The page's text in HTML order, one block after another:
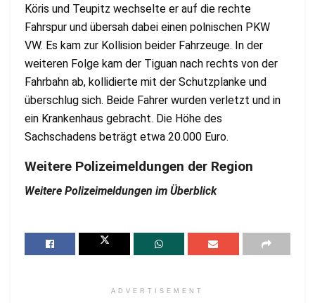
Köris und Teupitz wechselte er auf die rechte
Fahrspur und übersah dabei einen polnischen PKW
VW. Es kam zur Kollision beider Fahrzeuge. In der
weiteren Folge kam der Tiguan nach rechts von der
Fahrbahn ab, kollidierte mit der Schutzplanke und
überschlug sich. Beide Fahrer wurden verletzt und in
ein Krankenhaus gebracht. Die Höhe des
Sachschadens beträgt etwa 20.000 Euro.
Weitere Polizeimeldungen der Region
Weitere Polizeimeldungen im Überblick
ADVERTISEMENT